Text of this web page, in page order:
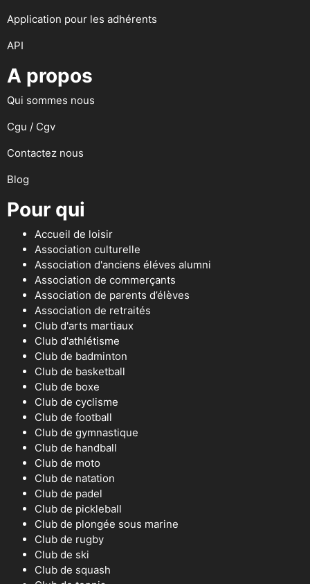
Application pour les adhérents
API
A propos
Qui sommes nous
Cgu / Cgv
Contactez nous
Blog
Pour qui
Accueil de loisir
Association culturelle
Association d'anciens éléves alumni
Association de commerçants
Association de parents d’élèves
Association de retraités
Club d'arts martiaux
Club d'athlétisme
Club de badminton
Club de basketball
Club de boxe
Club de cyclisme
Club de football
Club de gymnastique
Club de handball
Club de moto
Club de natation
Club de padel
Club de pickleball
Club de plongée sous marine
Club de rugby
Club de ski
Club de squash